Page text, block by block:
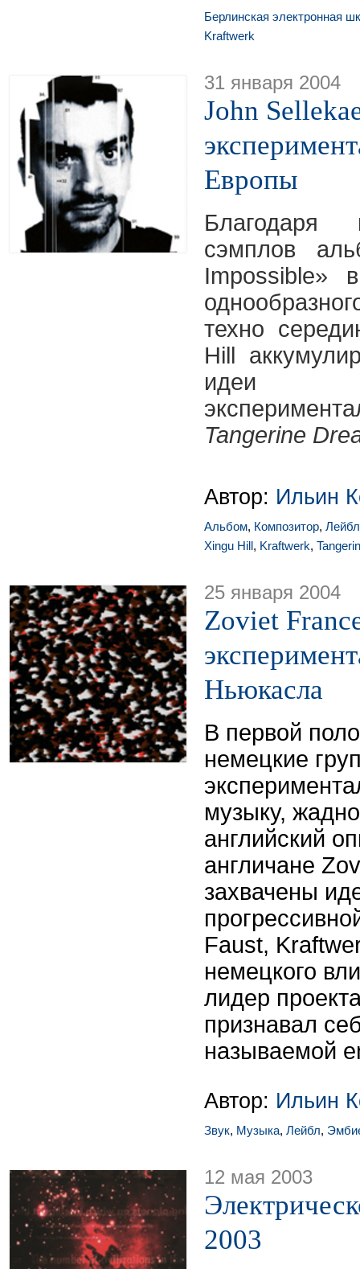
Берлинская электронная
Kraftwerk
31 января 2004
John
Европы
Благодаря
сэмплов
Impossible»
техно
Hill
Tangerine
Автор: Ильин
Альбом, Композитор, Лейбл
Xingu Hill, Kraftwerk,
25 января 2004
Zoviet
Ньюкасла
В первой
немецкие
музыку,
английский
англичане
захвачены
Faust,
немецкого
лидер
признавал
называемой
Автор: Ильин
Звук, Музыка, Лейбл,
12 мая 2003
2003